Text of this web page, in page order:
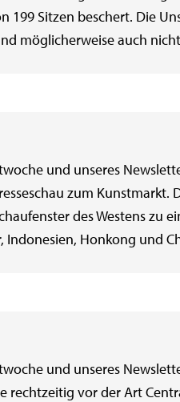
199 Sitzen beschert. Die
möglicherweise auch
und unseres
zum
des Westens zu
Indonesien, Honkong und
und unseres
rechtzeitig vor der Art